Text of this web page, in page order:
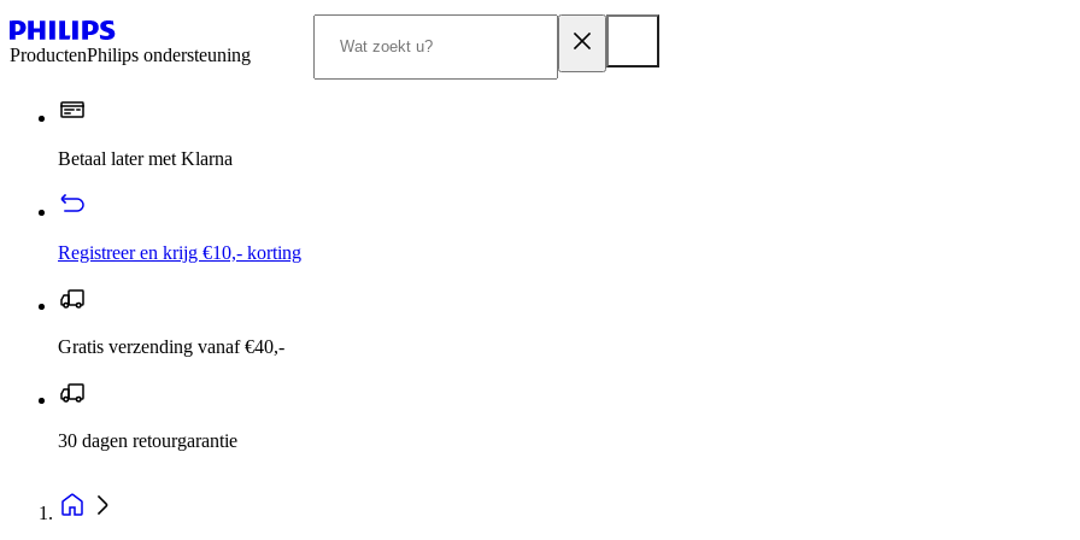
ProductenPhilips ondersteuning
Betaal later met Klarna
Registreer en krijg €10,- korting
Gratis verzending vanaf €40,-
30 dagen retourgarantie